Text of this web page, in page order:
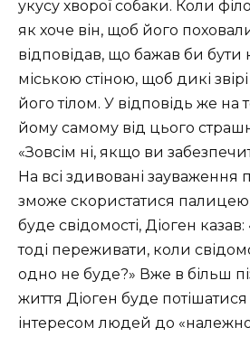
укусу хворої собаки. Коли
як хоче він, щоб його
відповідав, що бажав би бути
міською стіною, щоб дикі
його тілом. У відповідь же на
йому самому від цього
«Зовсім ні, якщо ви
На всі здивовані зауваження
зможе скористатися
буде свідомості, Діоген
тоді переживати, коли
одно не буде?» Вже в більш
життя Діоген буде
інтересом людей до